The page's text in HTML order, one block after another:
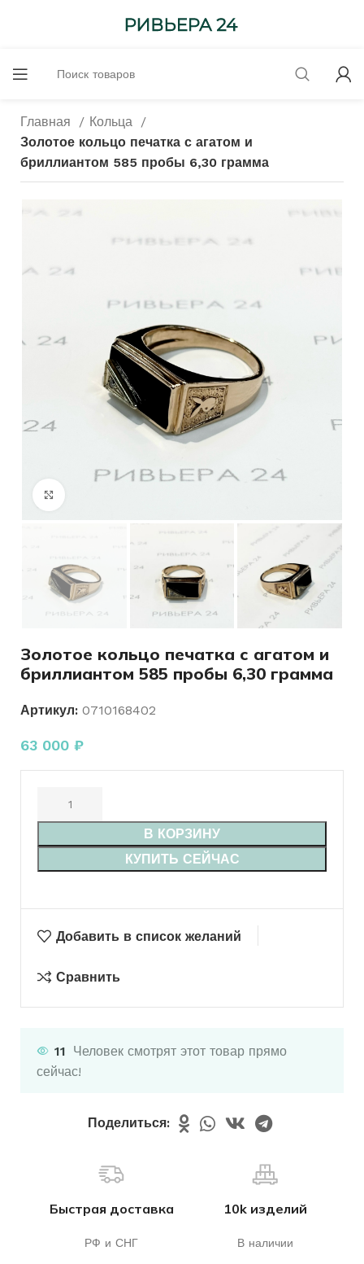
Главная
Кольца
Золотое кольцо печатка с агатом и
бриллиантом 585 пробы 6,30 грамма
Золотое кольцо печатка с агатом и
бриллиантом 585 пробы 6,30 грамма
Артикул: 0710168402
63 000 ₽
В КОРЗИНУ
КУПИТЬ СЕЙЧАС
Добавить в список желаний
Сравнить
11 Человек смотрят этот товар прямо
сейчас!
Поделиться:
Быстрая доставка
РФ и СНГ
10k изделий
В наличии